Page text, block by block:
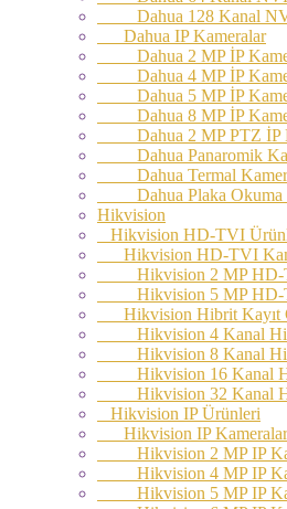
Dahua 128 Kanal
Dahua IP Kameralar
Dahua 2 MP İP
Dahua 4 MP İP
Dahua 5 MP İP
Dahua 8 MP İP
Dahua 2 MP PTZ İP
Dahua Panaromik
Dahua Termal
Dahua Plaka Okuma
Hikvision
Hikvision HD-TVI
Hikvision HD-TVI
Hikvision 2 MP HD-
Hikvision 5 MP HD-
Hikvision Hibrit Kayıt
Hikvision 4 Kanal
Hikvision 8 Kanal
Hikvision 16 Kanal
Hikvision 32 Kanal
Hikvision IP Ürünleri
Hikvision IP Kameralar
Hikvision 2 MP IP
Hikvision 4 MP IP
Hikvision 5 MP IP